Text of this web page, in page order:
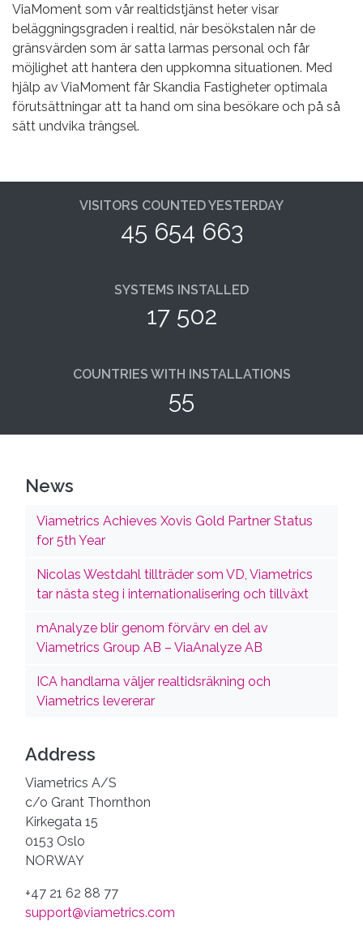
ViaMoment som vår realtidstjänst heter visar
beläggningsgraden i realtid, när besökstalen når de
gränsvärden som är satta larmas personal och får
möjlighet att hantera den uppkomna situationen. Med
hjälp av ViaMoment får Skandia Fastigheter optimala
förutsättningar att ta hand om sina besökare och på så
sätt undvika trängsel.
VISITORS COUNTED YESTERDAY
45 654 663
SYSTEMS INSTALLED
17 502
COUNTRIES WITH INSTALLATIONS
55
News
Viametrics Achieves Xovis Gold Partner Status
for 5th Year
Nicolas Westdahl tillträder som VD, Viametrics
tar nästa steg i internationalisering och tillväxt
mAnalyze blir genom förvärv en del av
Viametrics Group AB – ViaAnalyze AB
ICA handlarna väljer realtidsräkning och
Viametrics levererar
Address
Viametrics A/S
c/o Grant Thornthon
Kirkegata 15
0153 Oslo
NORWAY
+47 21 62 88 77
support@viametrics.com